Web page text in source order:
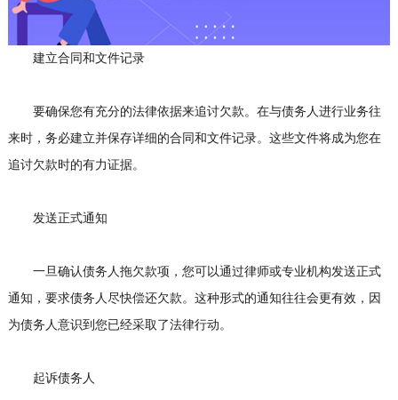
建立合同和文件记录
要确保您有充分的法律依据来追讨欠款。在与债务人进行业务往
来时，务必建立并保存详细的合同和文件记录。这些文件将成为您在
追讨欠款时的有力证据。
发送正式通知
一旦确认债务人拖欠款项，您可以通过律师或专业机构发送正式
通知，要求债务人尽快偿还欠款。这种形式的通知往往会更有效，因
为债务人意识到您已经采取了法律行动。
起诉债务人